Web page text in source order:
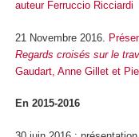
auteur Ferruccio Ricciardi
21 Novembre 2016.
Regards croisés sur le
Gaudart, Anne Gillet et
En 2015-2016